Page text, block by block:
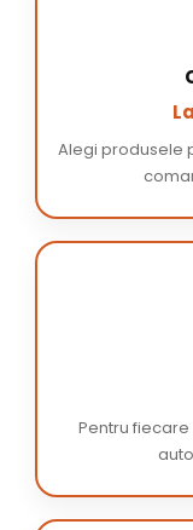
Alegi produsele
Pentru fiecare